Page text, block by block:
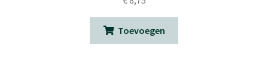
Toevoegen